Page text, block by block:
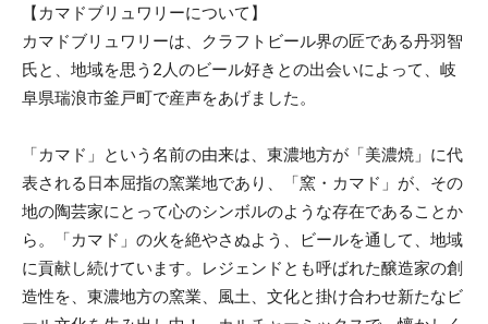
【カマドブリュワリーについて】
カマドブリュワリーは、クラフトビール界の匠である丹羽智
氏と、地域を思う2人のビール好きとの出会いによって、岐
阜県瑞浪市釜戸町で産声をあげました。
「カマド」という名前の由来は、東濃地方が「美濃焼」に代
表される日本屈指の窯業地であり、「窯・カマド」が、その
地の陶芸家にとって心のシンボルのような存在であることか
ら。「カマド」の火を絶やさぬよう、ビールを通して、地域
に貢献し続けています。レジェンドとも呼ばれた醸造家の創
造性を、東濃地方の窯業、風土、文化と掛け合わせ新たなビ